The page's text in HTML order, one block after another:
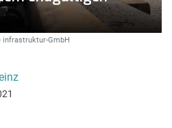
infrastruktur-GmbH